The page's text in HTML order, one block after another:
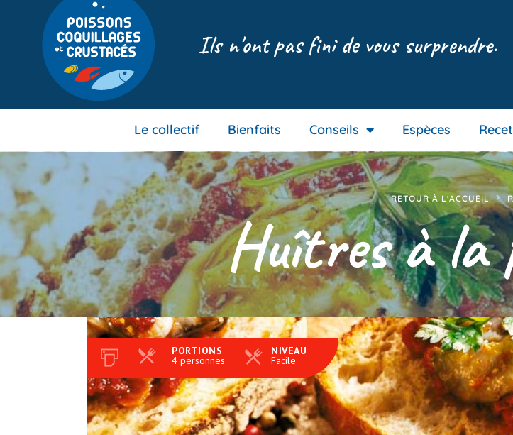
Ils n'ont pas fini de vous surprendre.
Le collectif Bienfaits Conseils Espèces
RETOUR À L'ACCUEIL
Huîtres à la
PORTIONS
4 personnes
NIVEAU
Facile